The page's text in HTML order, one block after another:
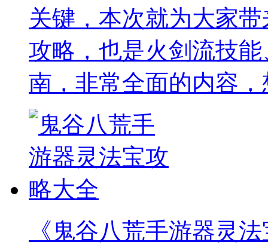
关键，本次就为大家
攻略，也是火剑流技
南，非常全面的内容
《鬼谷八荒手游器灵